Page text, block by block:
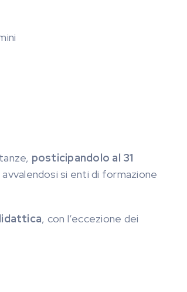
posticipandolo al 31
avvalendosi si enti di formazione
, con l’eccezione dei